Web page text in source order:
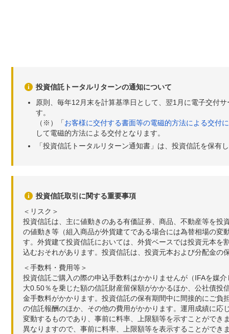
投資信託トータルリターンの通知について
原則、毎年12月末を計算基準日として、翌1月に電子交付
す。
（※）「お客様に交付する書面等の電磁的方法による交付
して電磁的方法による交付となります。
「投資信託トータルリターン通知書」は、投資信託を保有
投資信託取引に関する重要事項
＜リスク＞
投資信託は、主に値動きのある有価証券、商品、不動産等を
の値動き等（組入商品が外貨建てである場合には為替相場の
す。外貨建て投資信託においては、外貨ベースでは投資元本
込むおそれがあります。投資信託は、投資元本および分配金の
＜手数料・費用等＞
投資信託ご購入の際の申込手数料はかかりませんが（IFAを媒
大0.50％を乗じた額の信託財産留保額がかかるほか、公社債
金手数料がかかります。投資信託の保有期間中に間接的にご
の信託報酬のほか、その他の費用がかかります。運用成績に
変動するものであり、事前に料率、上限額等を示すことがで
異なりますので、事前に料率、上限額等を表示することがで